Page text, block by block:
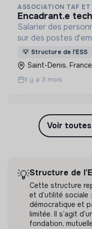
ASSOCIATION TAF ET
encadrant.e
Salarier des
sur des postes
produire des plats
résidents et les
difficulté
💡 Structure de l’ESS
Saint-Denis, France
Il y a 3 mois
Voir
💡Structure de
Cette structure
et d’utilité
démocratique et
limitée. Il s’agit
fondation,